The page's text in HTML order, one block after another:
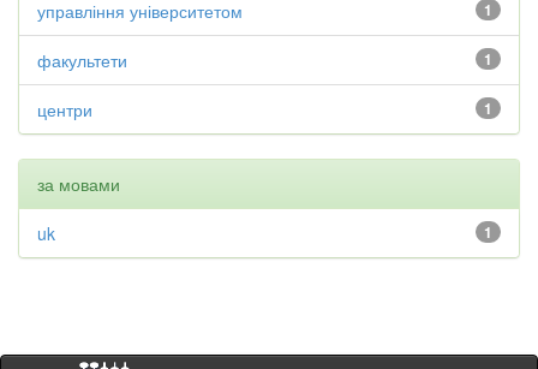
1
управління університетом
1
факультети
1
центри
за мовами
1
uk